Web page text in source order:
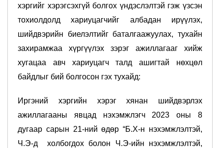
хэргийг хэрэгсэхгүй болгох үндэслэлтэй гэж үзсэн
тохиолдолд хариуцагчийг албадан ирүүлэх,
шийдвэрийн биелэлтийг баталгаажуулах, тухайн
захирамжаа хүргүүлэх зэрэг ажиллагааг хийж
хугацаа авч хариуцагч талд ашигтай нөхцөл
байдлыг бий болгосон гэх тухайд:
Иргэний хэргийн хэрэг хянан шийдвэрлэх
ажиллагааны явцад нэхэмжлэгч 2023 оны 8
дугаар сарын 21-ний өдөр “Б.Х-н нэхэмжлэлтэй,
Ч.Э-д холбогдох болон Ч.Э-ийн нэхэмжлэлтэй,